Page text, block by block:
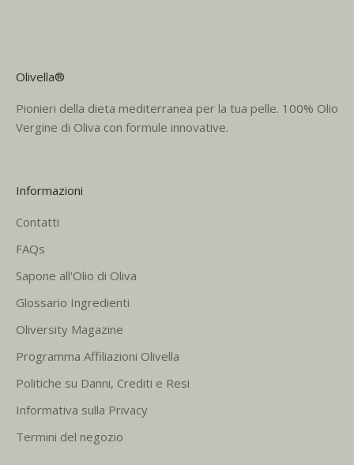
Olivella®
Pionieri della dieta mediterranea per la tua pelle. 100% Olio
Vergine di Oliva con formule innovative.
Informazioni
Contatti
FAQs
Sapone all'Olio di Oliva
Glossario Ingredienti
Oliversity Magazine
Programma Affiliazioni Olivella
Politiche su Danni, Crediti e Resi
Informativa sulla Privacy
Termini del negozio